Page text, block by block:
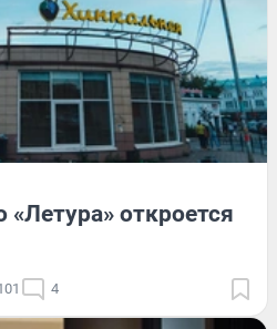
откроется
4